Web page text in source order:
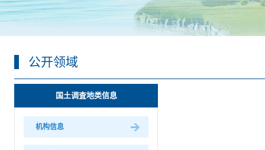
公开领域
国土调査地类信息
机构信息